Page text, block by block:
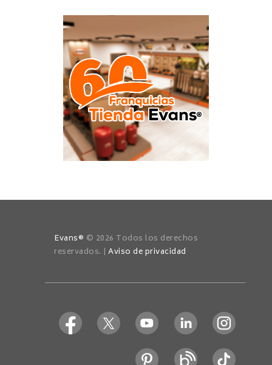
Evans® © 2026 Todos los derechos
reservados. | Aviso de privacidad